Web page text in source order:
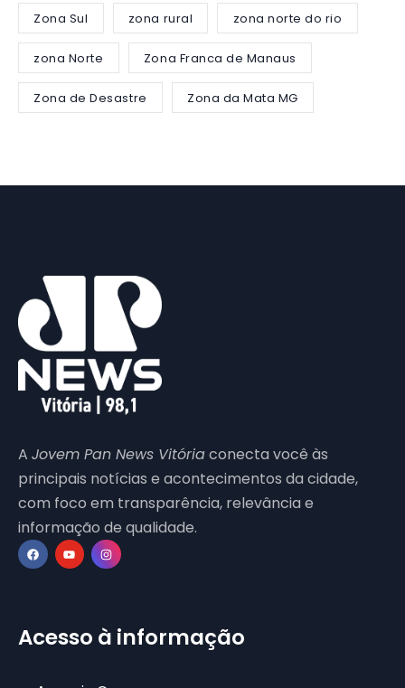
Zona Sul zona rural zona norte do rio
zona Norte Zona Franca de Manaus
Zona de Desastre Zona da Mata MG
A Jovem Pan News Vitóriaconecta você às
principais notícias e acontecimentos da cidade,
com foco em transparência, relevância e
informação de qualidade.
Acesso à informação